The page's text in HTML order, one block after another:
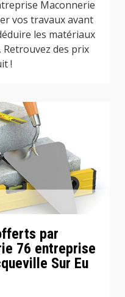
Maconnerie
vos travaux avant
les matériaux
des prix
!
par
76 entreprise
Sur Eu